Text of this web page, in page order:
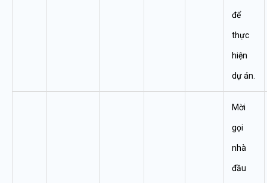
để
thực
hiện
dự án.
Mời
gọi
nhà
đầu